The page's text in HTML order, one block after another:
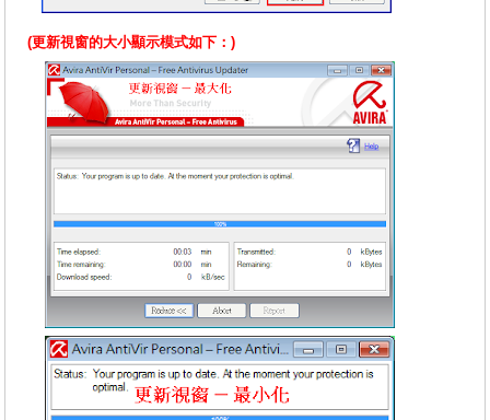
(更新視窗的大小顯示模式如下：)